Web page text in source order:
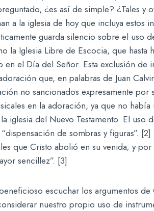
¿es así de simple? ¿Tales y
a la iglesia de hoy que incluya estos
guarda silencio sobre el uso
la Iglesia Libre de Escocia, que
en el Día del Señor. Esta exclusión
que, en palabras de Juan
no sancionados expresamente por
en la adoración, ya que no
iglesia del Nuevo Testamento. El uso
de sombras y figuras”.
que Cristo abolió en su venida; y
sencillez”. [3]
escuchar los argumentos
nuestro propio uso de